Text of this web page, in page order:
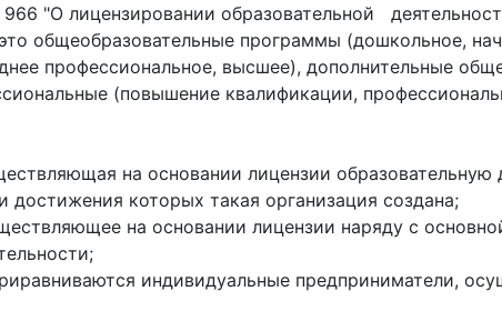
"О лицензировании образовательной
общеобразовательные программы (дошкольное,
профессиональное, высшее), дополнительные
(повышение квалификации,
на основании лицензии образовательную
достижения которых такая организация создана;
на основании лицензии наряду с
индивидуальные предприниматели,